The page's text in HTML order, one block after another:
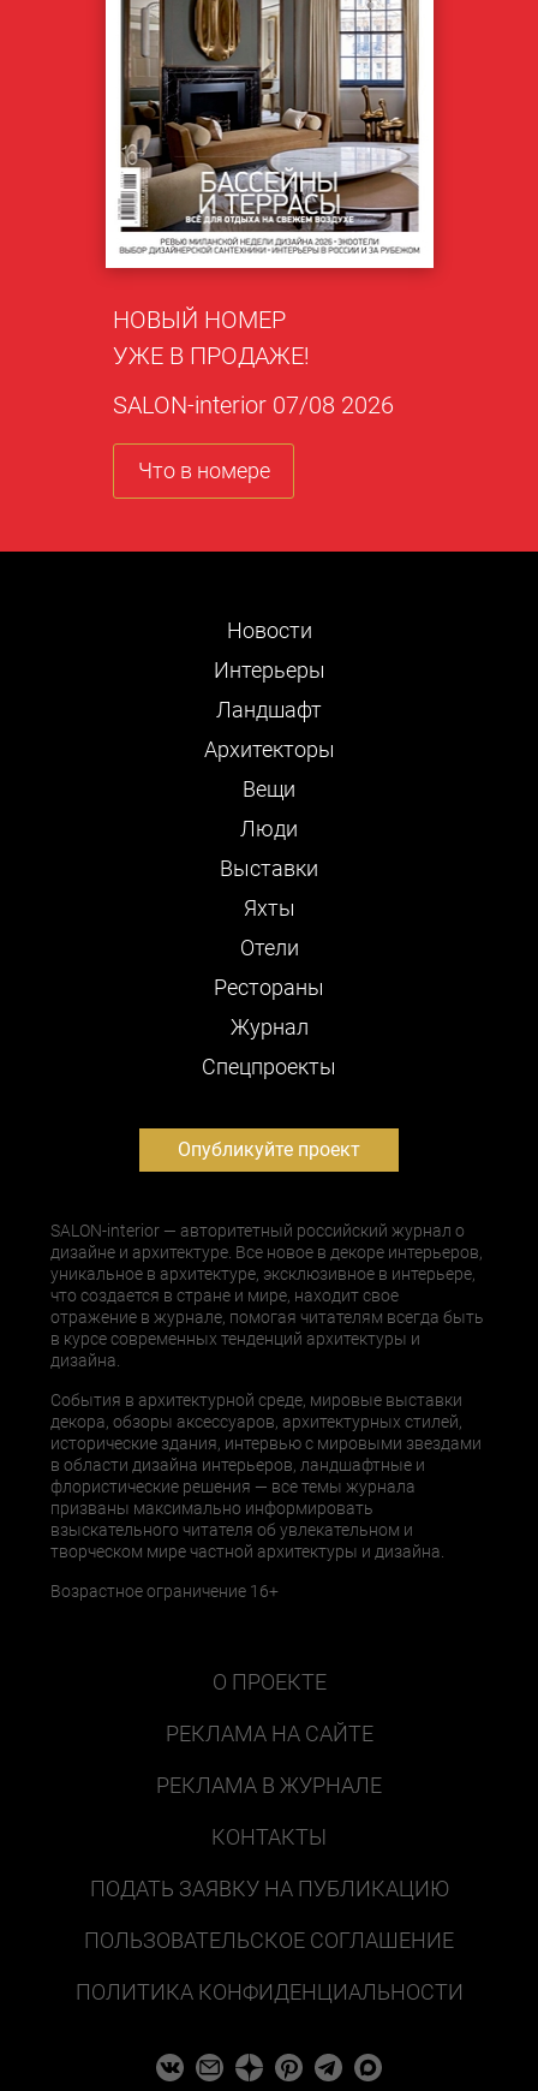
НОВЫЙ НОМЕР
УЖЕ В ПРОДАЖЕ!
SALON-interior 07/08 2026
Что в номере
Новости
Интерьеры
Ландшафт
Архитекторы
Вещи
Люди
Выставки
Яхты
Отели
Рестораны
Журнал
Cпецпроекты
Опубликуйте проект
SALON-interior — авторитетный российский журнал о
дизайне и архитектуре. Все новое в декоре интерьеров,
уникальное в архитектуре, эксклюзивное в интерьере,
что создается в стране и мире, находит свое
отражение в журнале, помогая читателям всегда быть
в курсе современных тенденций архитектуры и
дизайна.
События в архитектурной среде, мировые выставки
декора, обзоры аксессуаров, архитектурных стилей,
исторические здания, интервью с мировыми звездами
в области дизайна интерьеров, ландшафтные и
флористические решения — все темы журнала
призваны максимально информировать
взыскательного читателя об увлекательном и
творческом мире частной архитектуры и дизайна.
Возрастное ограничение 16+
О ПРОЕКТЕ
РЕКЛАМА НА САЙТЕ
РЕКЛАМА В ЖУРНАЛЕ
КОНТАКТЫ
ПОДАТЬ ЗАЯВКУ НА ПУБЛИКАЦИЮ
ПОЛЬЗОВАТЕЛЬСКОЕ СОГЛАШЕНИЕ
ПОЛИТИКА КОНФИДЕНЦИАЛЬНОСТИ